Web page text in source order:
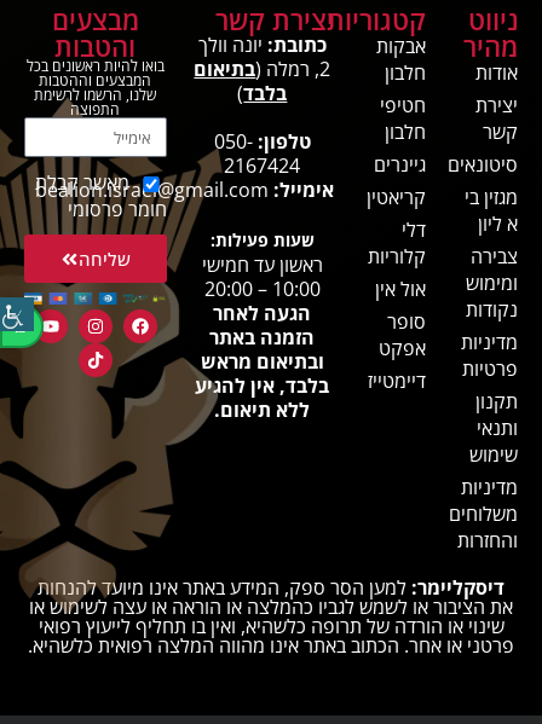
ניווט
מהיר
אודות
יצירת
קשר
סיטונאים
מגזין בי
א ליון
צבירה
ומימוש
נקודות
מדיניות
פרטיות
תקנון
ותנאי
שימוש
מדיניות
משלוחים
והחזרות
קטגוריות
אבקות
חלבון
חטיפי
חלבון
גיינרים
קריאטין
דלי
קלוריות
אול אין
סופר
אפקט
דיימטייז
יצירת קשר
כתובת: יונה וולך
2, רמלה (
בתיאום
בלבד)
טלפון: 050-
2167424
אימייל: bealion.israel@gmail.com
שעות פעילות:
ראשון עד חמישי
10:00 – 20:00
הגעה לאחר
הזמנה באתר
ובתיאום מראש
בלבד, אין להגיע
ללא תיאום.
מבצעים
והטבות
בואו להיות ראשונים בכל
המבצעים וההטבות
שלנו, הרשמו לרשימת
התפוצה
מאשר קבלת
חומר פרסומי
שליחה
דיסקליימר: למען הסר ספק, המידע באתר אינו מיועד להנחות
את הציבור או לשמש לגביו כהמלצה או הוראה או עצה לשימוש או
שינוי או הורדה של תרופה כלשהיא, ואין בו תחליף לייעוץ רפואי
פרטני או אחר. הכתוב באתר אינו מהווה המלצה רפואית כלשהיא.